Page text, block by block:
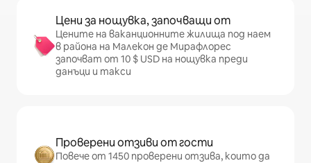
Цени за нощувка, започващи от
Цените на ваканционните жилища под наем
в района на Малекон де Мирафлорес
започват от 10 $ USD на нощувка преди
данъци и такси
Проверени отзиви от гости
Повече от 1450 проверени отзива, които да